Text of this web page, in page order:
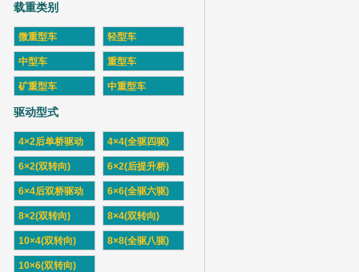
载重类别
微重型车 轻型车
中型车 重型车
矿重型车 中重型车
驱动型式
4×2后单桥驱动 4×4(全驱四驱)
6×2(双转向) 6×2(后提升桥)
6×4后双桥驱动 6×6(全驱六驱)
8×2(双转向) 8×4(双转向)
10×4(双转向) 8×8(全驱八驱)
10×6(双转向)